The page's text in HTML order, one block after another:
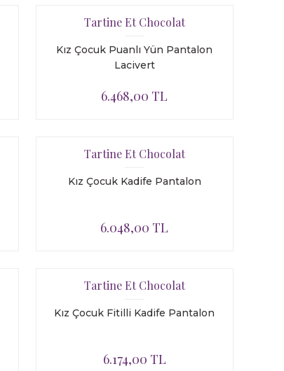
Tartine Et Chocolat
Kız Çocuk Puanlı Yün Pantalon
Lacivert
6.468,00 TL
Tartine Et Chocolat
Kız Çocuk Kadife Pantalon
6.048,00 TL
Tartine Et Chocolat
Kız Çocuk Fitilli Kadife Pantalon
6.174,00 TL